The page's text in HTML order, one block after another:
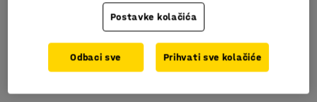
Postavke kolačića
Odbaci sve Prihvati sve kolačiće